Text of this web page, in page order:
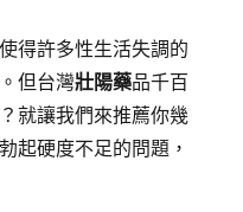
得許多性生活失調的
但台灣壯陽藥品千百
就讓我們來推薦你幾
起硬度不足的問題，